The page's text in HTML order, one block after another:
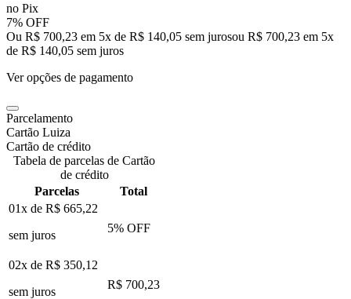
no Pix
7% OFF
Ou R$ 700,23 em 5x de R$ 140,05 sem jurosou R$ 700,23 em 5x
de R$ 140,05 sem juros
Ver opções de pagamento
Parcelamento
Cartão Luiza
Cartão de crédito
Tabela de parcelas de Cartão
de crédito
Parcelas
Total
01x de R$ 665,22
sem juros
5% OFF
02x de R$ 350,12
sem juros
R$ 700,23